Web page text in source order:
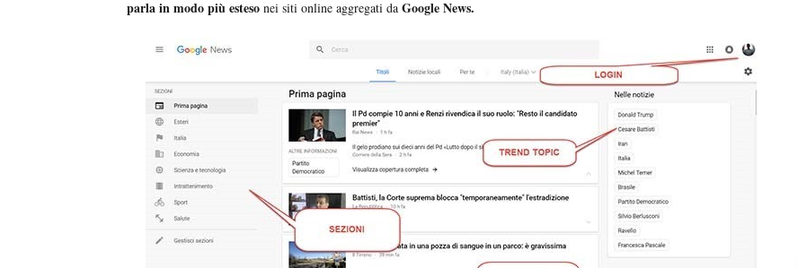
parla in modo più esteso nei siti online aggregati da Google News.